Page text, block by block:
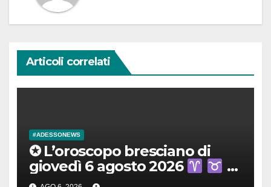
Articoli correlati
#ADESSONEWS
✪ L’oroscopo bresciano di
giovedì 6 agosto 2026